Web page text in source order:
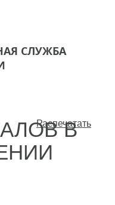
СЛУЖБА
Распечатать
В